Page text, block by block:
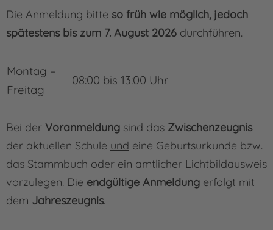
Die Anmeldung bitte so früh wie möglich, jedoch
spätestens bis zum 7. August 2026 durchführen.
Montag –
Freitag
08:00 bis 13:00 Uhr
Bei der Voranmeldung sind das Zwischenzeugnis
der aktuellen Schule und eine Ge­burts­­urkunde bzw.
das Stammbuch oder ein amtlicher Lichtbildausweis
vorzulegen. Die endgültige Anmeldung erfolgt mit
dem Jahreszeugnis.